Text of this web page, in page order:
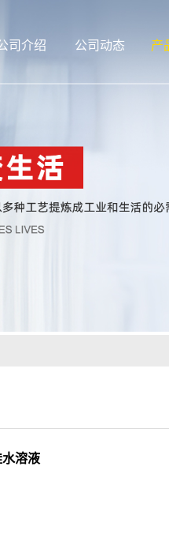
司介绍 公司动态 产
水溶液